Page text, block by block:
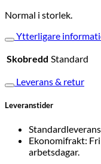
Normal i storlek.
Ytterligare
Skobredd Standard
Leverans & retur
Leveranstider
Ekonomifrakt:
arbetsdagar.